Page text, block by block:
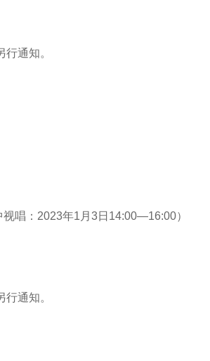
通知。
唱：2023年1月3日14:00—16:00）
通知。